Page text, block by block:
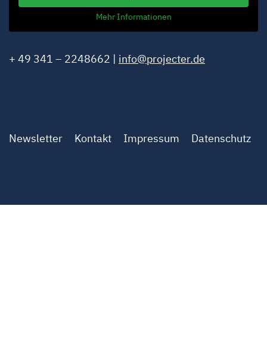
Mehr Informationen
+ 49 341 – 2248662 | info@projecter.de
Newsletter Kontakt Impressum Datenschutz